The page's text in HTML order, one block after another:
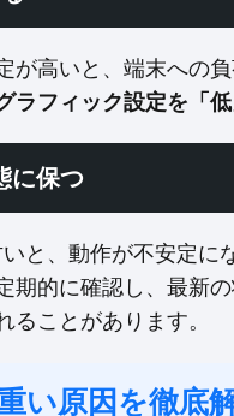
が高いと、端末への
ラフィック設定を「低
に保つ
と、動作が不安定に
期的に確認し、最新
ることがあります。
い原因を徹底